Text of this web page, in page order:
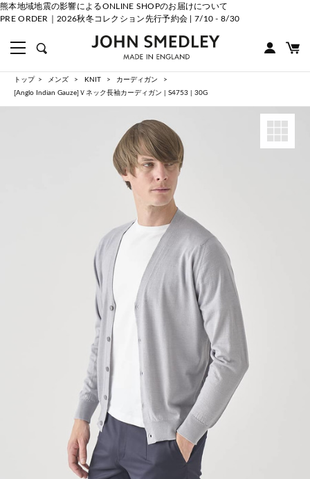
熊本地域地震の影響によるONLINE SHOPのお届けについて
PRE ORDER｜2026秋冬コレクション先行予約会 | 7/10 - 8/30
トップ メンズ KNIT
カーディガン
[Anglo Indian Gauze]Ｖネック長袖カーディガン | S4753 | 30G